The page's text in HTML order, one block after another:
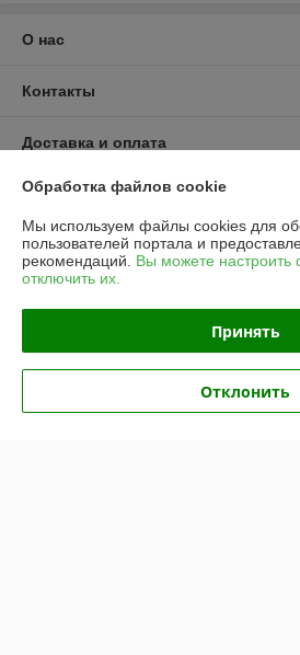
О нас
Контакты
Доставка и оплата
График работы
Полная версия сайта
Сайт создан на платформе Deal.by
Обработка файлов cookie
Мы используем файлы cookies для
пользователей портала и
рекомендаций. Вы можете
отключить их.
Принять
Отклонить